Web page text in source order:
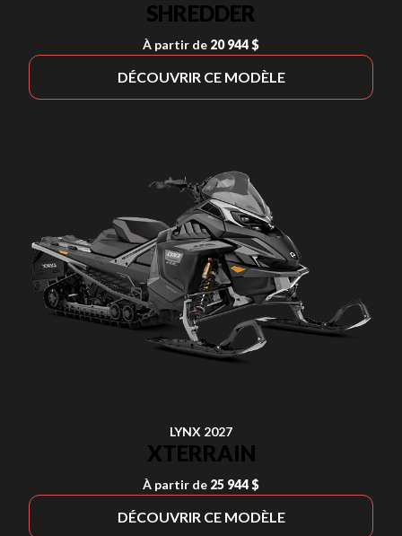
SHREDDER
À partir de 20 944 $
DÉCOUVRIR CE MODÈLE
LYNX 2027
XTERRAIN
À partir de 25 944 $
DÉCOUVRIR CE MODÈLE